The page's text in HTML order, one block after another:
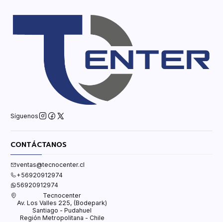
Síguenos
CONTÁCTANOS
ventas@tecnocenter.cl
+56920912974
56920912974
Tecnocenter
Av. Los Valles 225, (Bodepark)
Santiago - Pudahuel
Región Metropolitana - Chile